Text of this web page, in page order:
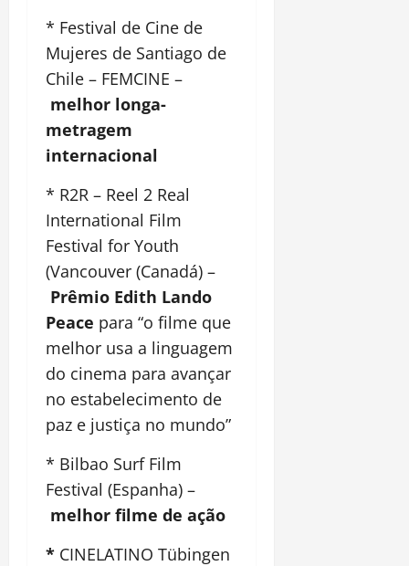
* Festival de Cine de
Mujeres de Santiago de
Chile – FEMCINE –
melhor longa-
metragem
internacional
* R2R – Reel 2 Real
International Film
Festival for Youth
(Vancouver (Canadá) –
Prêmio Edith Lando
Peace para “o filme que
melhor usa a linguagem
do cinema para avançar
no estabelecimento de
paz e justiça no mundo”
* Bilbao Surf Film
Festival (Espanha) –
melhor filme de ação
* CINELATINO Tübingen